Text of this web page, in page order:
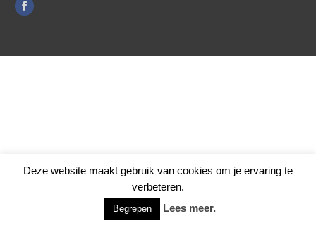
Deze website maakt gebruik van cookies om je ervaring te
verbeteren.
Begrepen Lees meer.